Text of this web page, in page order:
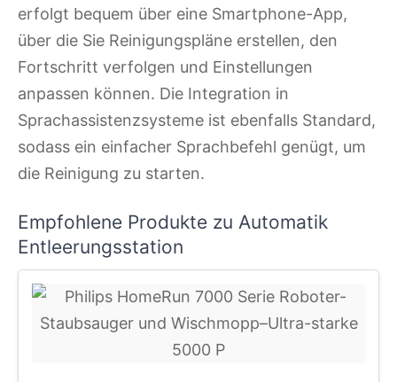
erfolgt bequem über eine Smartphone-App,
über die Sie Reinigungspläne erstellen, den
Fortschritt verfolgen und Einstellungen
anpassen können. Die Integration in
Sprachassistenzsysteme ist ebenfalls Standard,
sodass ein einfacher Sprachbefehl genügt, um
die Reinigung zu starten.
Empfohlene Produkte zu Automatik
Entleerungsstation